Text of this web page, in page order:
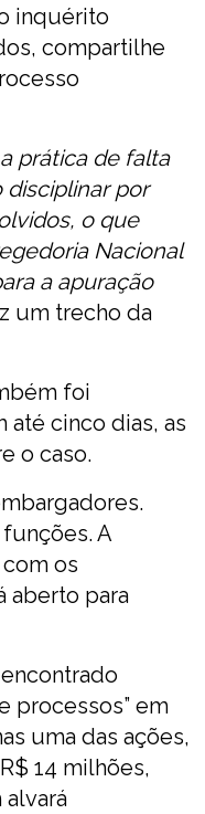
inquérito
compartilhe
prática de falta
por
o que
Nacional
a apuração
um trecho da
foi
até cinco dias, as
o caso.
A
os
aberto para
processos” em
uma das ações,
14 milhões,